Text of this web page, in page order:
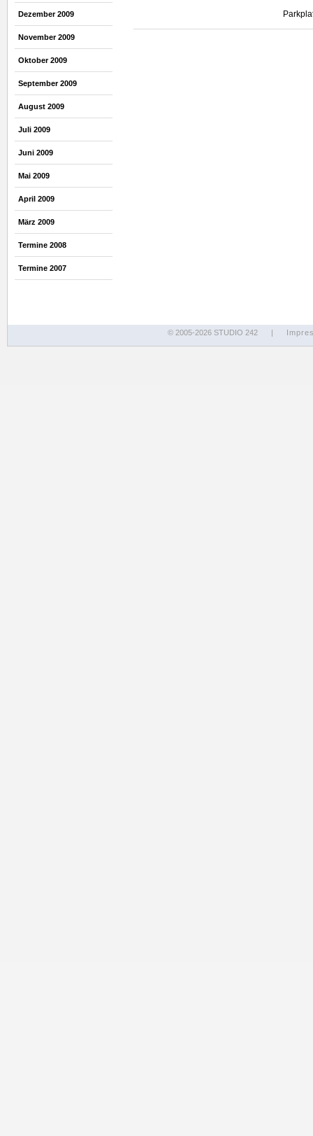
Dezember 2009
November 2009
Oktober 2009
September 2009
August 2009
Juli 2009
Juni 2009
Mai 2009
April 2009
März 2009
Termine 2008
Termine 2007
© 2005-2026 STUDIO 242 |